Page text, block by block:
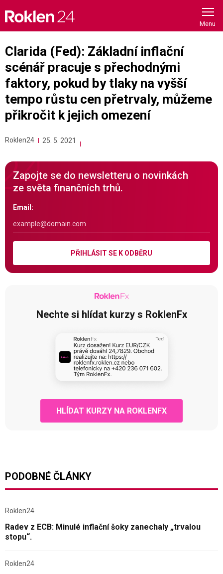
content
Clarida (Fed): Základní inflační
scénář pracuje s přechodnými
faktory, pokud by tlaky na vyšší
tempo růstu cen přetrvaly, můžeme
přikročit k jejich omezení
Roklen24 25. 5. 2021
Zapojte se do newsletteru o novinkách
ze světa finančních trhů.
Email:
PŘIHLÁSIT SE K ODBĚRU
Nechte si hlídat kurzy s RoklenFx
HLÍDAT KURZY NA ROKLENFX
PODOBNÉ ČLÁNKY
Roklen24
Radev z ECB: Minulé inflační šoky zanechaly „trvalou
stopu“.
Roklen24